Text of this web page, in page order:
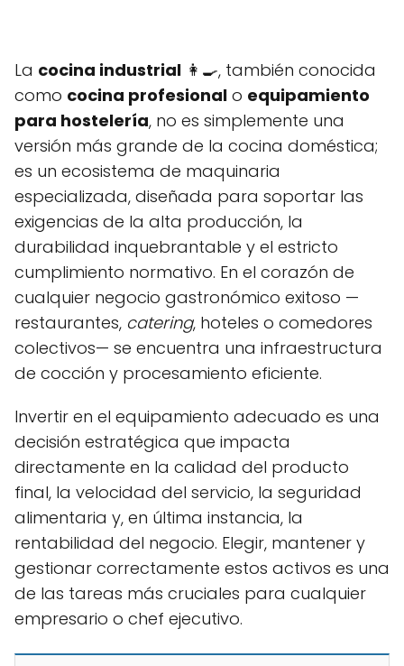
La cocina industrial 👩‍🍳, también conocida
como cocina profesional o equipamiento
para hostelería, no es simplemente una
versión más grande de la cocina doméstica;
es un ecosistema de maquinaria
especializada, diseñada para soportar las
exigencias de la alta producción, la
durabilidad inquebrantable y el estricto
cumplimiento normativo. En el corazón de
cualquier negocio gastronómico exitoso —
restaurantes, catering, hoteles o comedores
colectivos— se encuentra una infraestructura
de cocción y procesamiento eficiente.
Invertir en el equipamiento adecuado es una
decisión estratégica que impacta
directamente en la calidad del producto
final, la velocidad del servicio, la seguridad
alimentaria y, en última instancia, la
rentabilidad del negocio. Elegir, mantener y
gestionar correctamente estos activos es una
de las tareas más cruciales para cualquier
empresario o chef ejecutivo.